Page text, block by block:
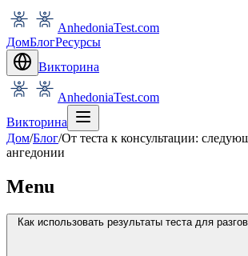
AnhedoniaTest.com
ДомБлогРесурсы
Викторина
AnhedoniaTest.com
Викторина
Дом/Блог/От теста к консультации:
ангедонии
Menu
Как использовать результаты теста для